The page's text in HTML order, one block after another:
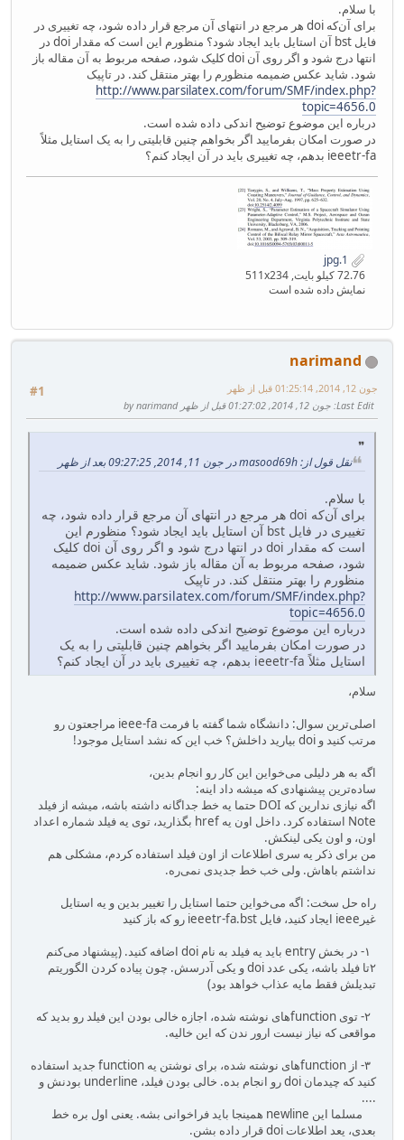
با سلام.
برای آن‌که doi هر مرجع در انتهای آن مرجع قرار داده شود، چه تغییری در
فایل bst آن استایل باید ایجاد شود؟ منظورم این است که مقدار doi در
انتها درج شود و اگر روی آن doi کلیک شود، صفحه مربوط به آن مقاله باز
شود. شاید عکس ضمیمه منظورم را بهتر منتقل کند. در تاپیک
http://www.parsilatex.com/forum/SMF/index.php?
topic=4656.0
درباره این موضوع توضیح اندکی داده شده است.
در صورت امکان بفرمایید اگر بخواهم چنین قابلیتی را به یک استایل مثلاً
ieeetr-fa بدهم، چه تغییری باید در آن ایجاد کنم؟
72.76 کیلو بایت, 511x234
نمایش داده شده است
narimand
#1
جون 12, 2014, 01:25:14 قبل از ظهر
Last Edit: جون 12, 2014, 01:27:02 قبل از ظهر by narimand
نقل قول از: masood69h در جون 11, 2014, 09:27:25 بعد از ظهر
با سلام.
برای آن‌که doi هر مرجع در انتهای آن مرجع قرار داده شود، چه
تغییری در فایل bst آن استایل باید ایجاد شود؟ منظورم این
است که مقدار doi در انتها درج شود و اگر روی آن doi کلیک
شود، صفحه مربوط به آن مقاله باز شود. شاید عکس ضمیمه
منظورم را بهتر منتقل کند. در تاپیک
http://www.parsilatex.com/forum/SMF/index.php?
topic=4656.0
درباره این موضوع توضیح اندکی داده شده است.
در صورت امکان بفرمایید اگر بخواهم چنین قابلیتی را به یک
استایل مثلاً ieeetr-fa بدهم، چه تغییری باید در آن ایجاد کنم؟
سلام،
اصلی‌ترین سوال: دانشگاه شما گفته با فرمت ieee-fa مراجعتون رو
مرتب کنید و doi بیارید داخلش؟ خب این که نشد استایل موجود!
اگه به هر دلیلی می‌خواین این کار رو انجام بدین،
ساده‌ترین پیشنهادی که میشه داد اینه:
اگه نیازی ندارین که DOI حتما یه خط جداگانه داشته باشه، میشه از فیلد
Note استفاده کرد. داخل اون یه href بگذارید، توی یه فیلد شماره اعداد
اون، و اون یکی لینکش.
من برای ذکر یه سری اطلاعات از اون فیلد استفاده کردم، مشکلی هم
نداشتم باهاش. ولی خب خط جدیدی نمی‌ره.
راه حل سخت: اگه می‌خواین حتما استایل را تغییر بدین و یه استایل
غیرieee ایجاد کنید، فایل ieeetr-fa.bst رو که باز کنید
۱- در بخش entry باید یه فیلد به نام doi اضافه کنید. (پیشنهاد می‌کنم
۲تا فیلد باشه، یکی عدد doi و یکی آدرسش. چون پیاده کردن الگوریتم
تبدیلش فقط مایه عذاب خواهد بود)
۲- توی functionهای نوشته شده، اجازه خالی بودن این فیلد رو بدید که
مواقعی که نیاز نیست ارور ندن که این خالیه.
۳- از functionهای نوشته شده، برای نوشتن یه function جدید استفاده
کنید که چیدمان doi رو انجام بده. خالی بودن فیلد، underline بودنش و
....
مسلما این newline همینجا باید فراخوانی بشه. یعنی اول بره خط
بعدی، یعد اطلاعات doi قرار داده بشن.